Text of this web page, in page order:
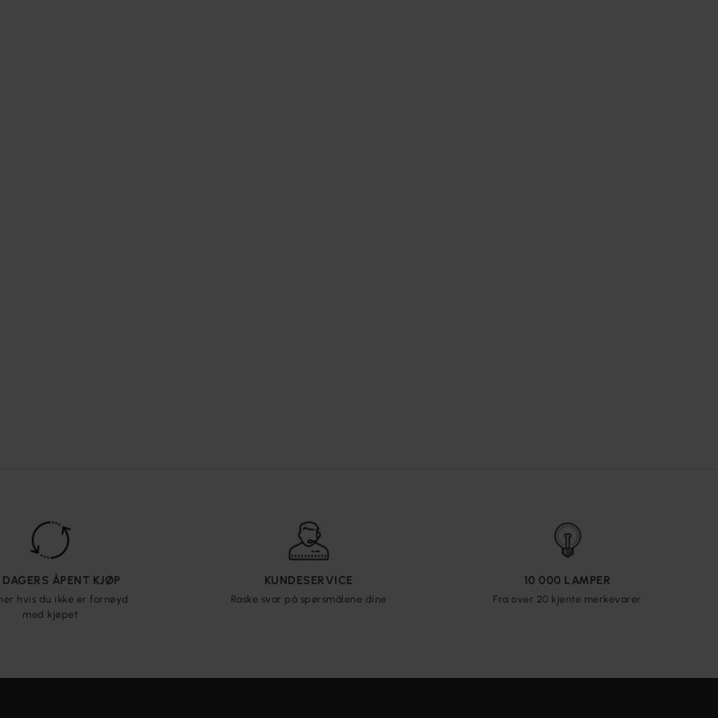
ÅPENT KJØP
hvis du ikke er fornøyd
med kjøpet
KUNDESERVICE
Raske svar på spørsmålene dine
10 000 LAMPER
Fra over 20 kjente merkevarer